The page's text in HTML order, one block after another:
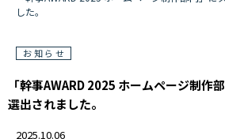
株主・投資家情報 / 環境・社会貢献活動
IR・CSR
した。
お知らせ
「幹事AWARD 2025 ホームページ制作
選出されました。
2025.10.06